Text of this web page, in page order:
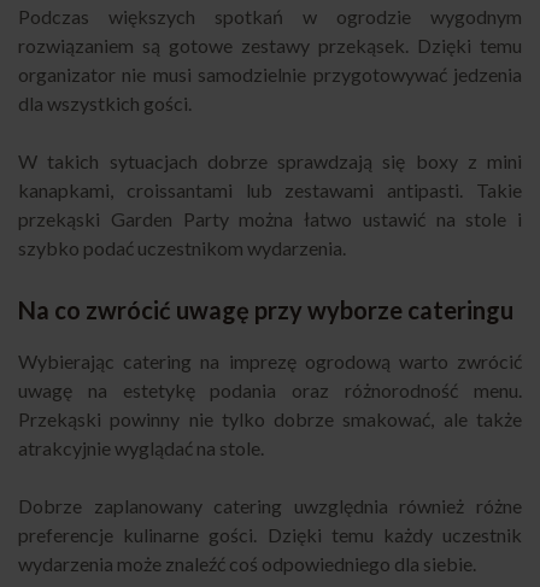
Podczas większych spotkań w ogrodzie wygodnym
rozwiązaniem są gotowe zestawy przekąsek. Dzięki temu
organizator nie musi samodzielnie przygotowywać jedzenia
dla wszystkich gości.
W takich sytuacjach dobrze sprawdzają się boxy z mini
kanapkami, croissantami lub zestawami antipasti. Takie
przekąski Garden Party można łatwo ustawić na stole i
szybko podać uczestnikom wydarzenia.
Na co zwrócić uwagę przy wyborze cateringu
Wybierając catering na imprezę ogrodową warto zwrócić
uwagę na estetykę podania oraz różnorodność menu.
Przekąski powinny nie tylko dobrze smakować, ale także
atrakcyjnie wyglądać na stole.
Dobrze zaplanowany catering uwzględnia również różne
preferencje kulinarne gości. Dzięki temu każdy uczestnik
wydarzenia może znaleźć coś odpowiedniego dla siebie.